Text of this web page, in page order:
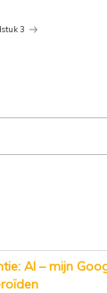
3
AI – mijn